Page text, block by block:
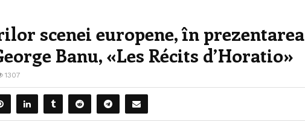
scenei europene, în prezentarea
Banu, «Les Récits d’Horatio»
1307